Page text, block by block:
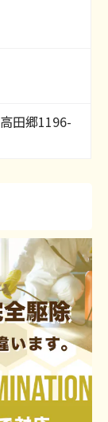
田郷1196-